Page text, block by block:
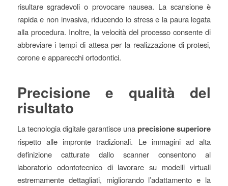
risultare sgradevoli o provocare nausea. La scansione è
rapida e non invasiva, riducendo lo stress e la paura legata
alla procedura. Inoltre, la velocità del processo consente di
abbreviare i tempi di attesa per la realizzazione di protesi,
corone e apparecchi ortodontici.
Precisione e qualità del
risultato
La tecnologia digitale garantisce unaprecisione superiore
rispetto alle impronte tradizionali. Le immagini ad alta
definizione catturate dallo scanner consentono al
laboratorio odontotecnico di lavorare su modelli virtuali
estremamente dettagliati, migliorando l’adattamento e la